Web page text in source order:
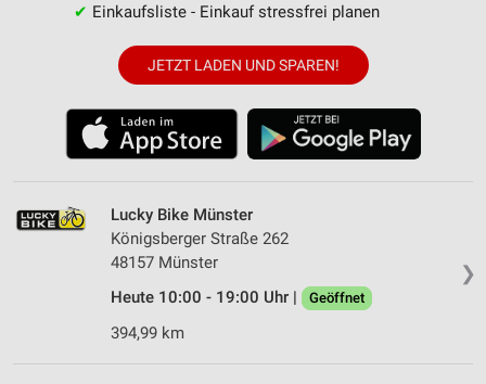
✔ Einkaufsliste - Einkauf stressfrei planen
JETZT LADEN UND SPAREN!
❯
Lucky Bike Münster
Königsberger Straße 262
48157 Münster
Heute 10:00 - 19:00 Uhr |
Geöffnet
394,99 km